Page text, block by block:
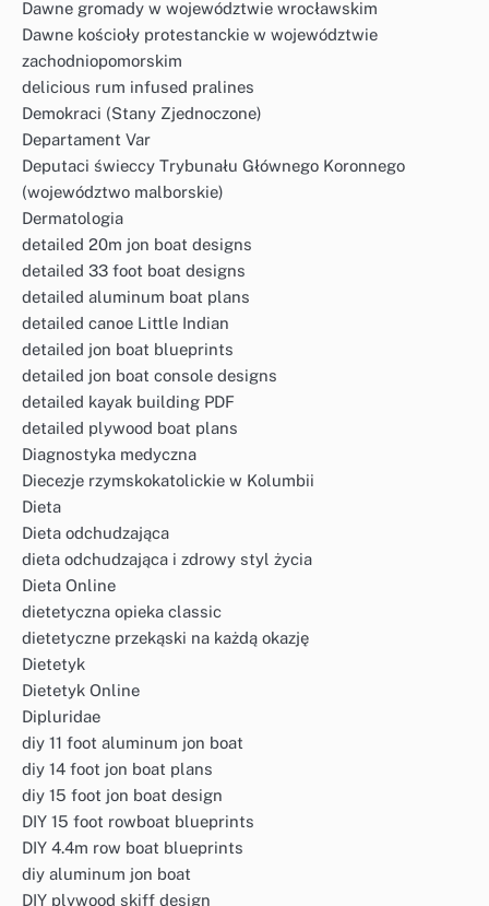
Dawne gromady w województwie wrocławskim
Dawne kościoły protestanckie w województwie
zachodniopomorskim
delicious rum infused pralines
Demokraci (Stany Zjednoczone)
Departament Var
Deputaci świeccy Trybunału Głównego Koronnego
(województwo malborskie)
Dermatologia
detailed 20m jon boat designs
detailed 33 foot boat designs
detailed aluminum boat plans
detailed canoe Little Indian
detailed jon boat blueprints
detailed jon boat console designs
detailed kayak building PDF
detailed plywood boat plans
Diagnostyka medyczna
Diecezje rzymskokatolickie w Kolumbii
Dieta
Dieta odchudzająca
dieta odchudzająca i zdrowy styl życia
Dieta Online
dietetyczna opieka classic
dietetyczne przekąski na każdą okazję
Dietetyk
Dietetyk Online
Dipluridae
diy 11 foot aluminum jon boat
diy 14 foot jon boat plans
diy 15 foot jon boat design
DIY 15 foot rowboat blueprints
DIY 4.4m row boat blueprints
diy aluminum jon boat
DIY plywood skiff design